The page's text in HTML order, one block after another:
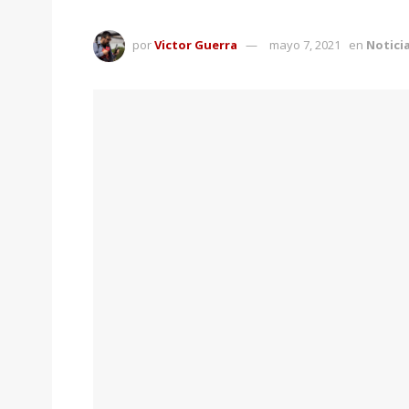
porVictor Guerra mayo 7, 2021 en